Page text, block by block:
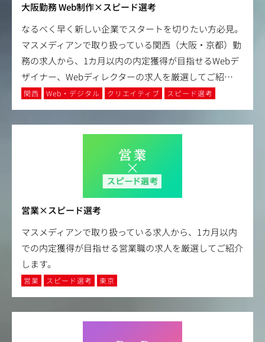
大阪勤務 Web制作×スピード選考
なるべく早く新しい企業でスタートを切りたい方必見。
マスメディアンで取り扱っている関西（大阪・京都）勤
務の求人から、1カ月以内の内定獲得が目指せるWebデ
ザイナー、Webディレクターの求人を厳選してご紹…
関西 Web・デジタル クリエイティブ スピード選考
営業×スピード選考
マスメディアンで取り扱っている求人から、1カ月以内
での内定獲得が目指せる営業職の求人を厳選してご紹介
します。
営業 スピード選考 東京